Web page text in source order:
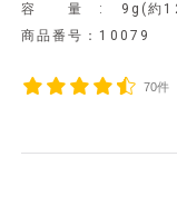
容 量 : 9g(約
商品番号： 10079
70件